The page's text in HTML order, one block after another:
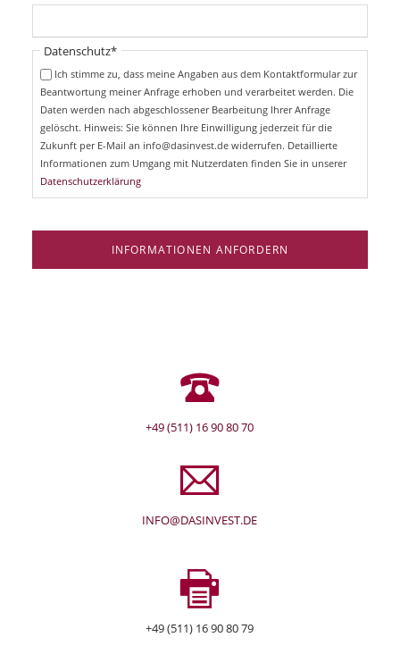
t
f
f
i
Pflichtfeld
Datenschutz*
Ich stimme zu, dass meine Angaben aus dem Kontaktformular zur
Beantwortung meiner Anfrage erhoben und verarbeitet werden. Die
Daten werden nach abgeschlossener Bearbeitung Ihrer Anfrage
gelöscht. Hinweis: Sie können Ihre Einwilligung jederzeit für die
Zukunft per E-Mail an info@dasinvest.de widerrufen. Detaillierte
Informationen zum Umgang mit Nutzerdaten finden Sie in unserer
Datenschutzerklärung
INFORMATIONEN ANFORDERN
+49 (511) 16 90 80 70
INFO@DASINVEST.DE
+49 (511) 16 90 80 79